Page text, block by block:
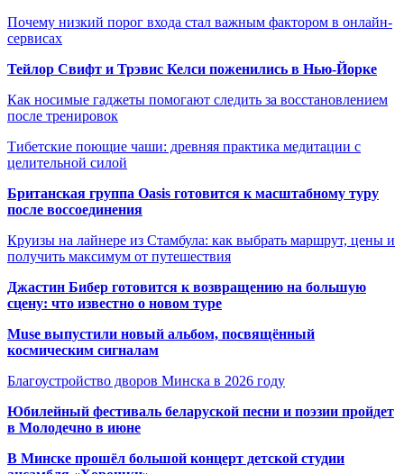
Почему низкий порог входа стал важным фактором в онлайн-
сервисах
Тейлор Свифт и Трэвис Келси поженились в Нью-Йорке
Как носимые гаджеты помогают следить за восстановлением
после тренировок
Тибетские поющие чаши: древняя практика медитации с
целительной силой
Британская группа Oasis готовится к масштабному туру
после воссоединения
Круизы на лайнере из Стамбула: как выбрать маршрут, цены и
получить максимум от путешествия
Джастин Бибер готовится к возвращению на большую
сцену: что известно о новом туре
Muse выпустили новый альбом, посвящённый
космическим сигналам
Благоустройство дворов Минска в 2026 году
Юбилейный фестиваль беларуской песни и поэзии пройдет
в Молодечно в июне
В Минске прошёл большой концерт детской студии